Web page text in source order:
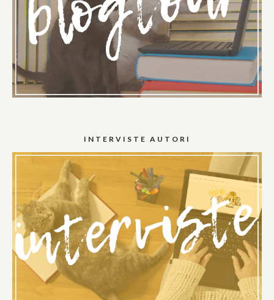
INTERVISTE AUTORI